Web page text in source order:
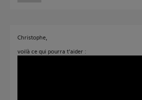
Christophe,
voilà ce qui pourra t'aider :